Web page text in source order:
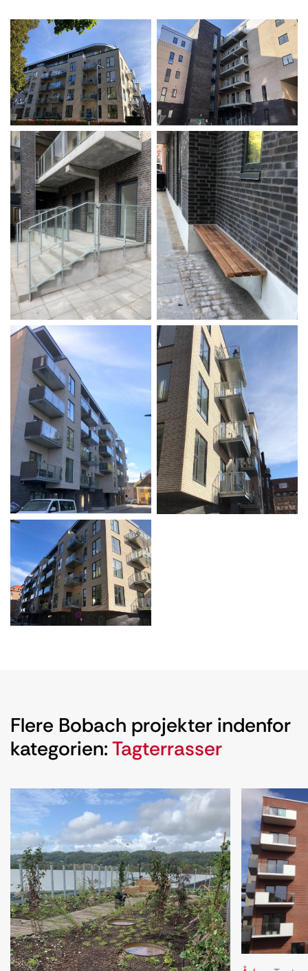
Flere Bobach projekter indenfor
kategorien:Tagterrasser